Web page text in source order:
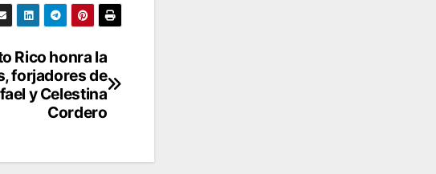
Rico honra la
forjadores de
y Celestina
Cordero